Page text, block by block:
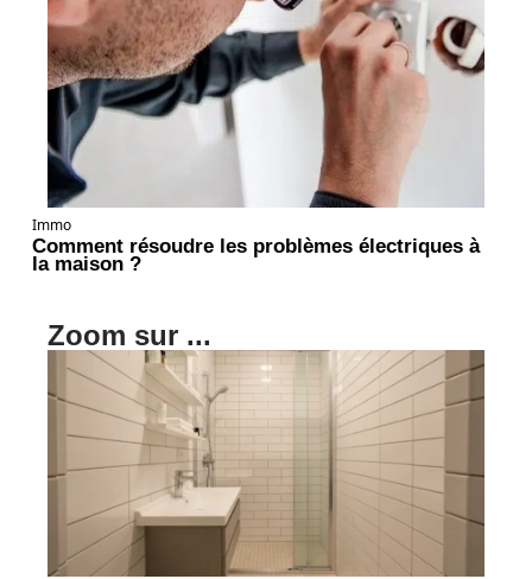
Immo
Comment résoudre les problèmes électriques à
la maison ?
Zoom sur ...